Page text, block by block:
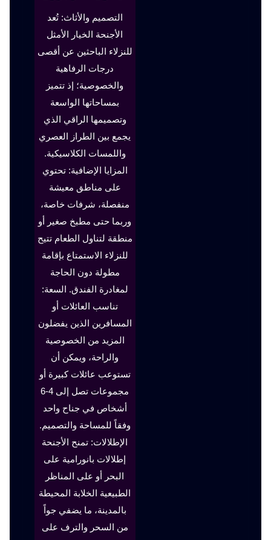
التصميم والأثاث: تُعد
الأجنحة الخيار الأمثل
للنزلاء الباحثين عن أقصى
درجات الرفاهية
والخصوصية؛ إذ تتميز
بمساحاتها الواسعة
وتصميمها الراقي الذي
يجمع بين الطراز العصري
واللمسات الكلاسيكية.
المزايا الإضافية: تحتوي
على مناطق معيشة
منفصلة، شرفات خاصة،
وربما حتى مطبخ صغير أو
منطقة لتناول الطعام تتيح
للنزلاء الاستمتاع بإقامة
مطولة دون الحاجة
لمغادرة الفندق. السعة:
تناسب العائلات أو
المسافرين الذين يفضلون
المزيد من الخصوصية
والراحة، ويمكن أن
تستوعب عائلات كبيرة أو
مجموعات تصل إلى 4-6
أشخاص في جناح واحد
وفقاً للمساحة والتصميم.
الإطلالات: تمنح الأجنحة
إطلالات بانورامية على
البحر أو على المناظر
الطبيعية الخلابة المحيطة
بالمدينة، ما يضفي جواً
من السحر والترف على